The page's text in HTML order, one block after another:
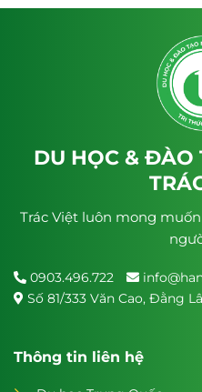
DU HỌC & ĐÀO
Trác Việt luôn mong
0903.496.722
Số 81/333 Văn Cao, Đằng
Thông tin liên hệ